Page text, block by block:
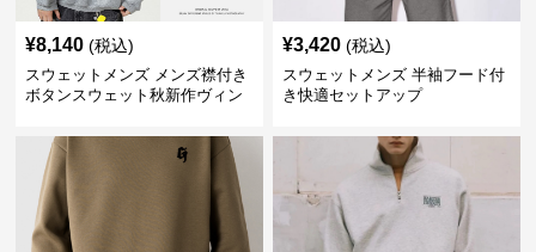
¥8,140 (税込)
スウェットメンズ メンズ襟付き
ボタンスウェット秋新作ヴィン
¥3,420 (税込)
スウェットメンズ 半袖フード付
き快適セットアップ